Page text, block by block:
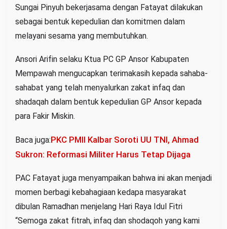
Sungai Pinyuh bekerjasama dengan Fatayat dilakukan
sebagai bentuk kepedulian dan komitmen dalam
melayani sesama yang membutuhkan.
Ansori Arifin selaku Ktua PC GP Ansor Kabupaten
Mempawah mengucapkan terimakasih kepada sahaba-
sahabat yang telah menyalurkan zakat infaq dan
shadaqah dalam bentuk kepedulian GP Ansor kepada
para Fakir Miskin.
Baca juga:PKC PMII Kalbar Soroti UU TNI, Ahmad
Sukron: Reformasi Militer Harus Tetap Dijaga
PAC Fatayat juga menyampaikan bahwa ini akan menjadi
momen berbagi kebahagiaan kedapa masyarakat
dibulan Ramadhan menjelang Hari Raya Idul Fitri
“Semoga zakat fitrah, infaq dan shodaqoh yang kami